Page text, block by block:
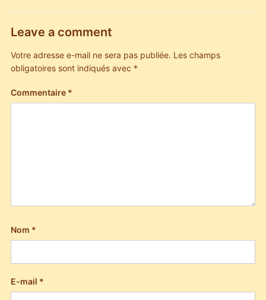
Leave a comment
Votre adresse e-mail ne sera pas publiée. Les champs
obligatoires sont indiqués avec *
Commentaire *
Nom *
E-mail *